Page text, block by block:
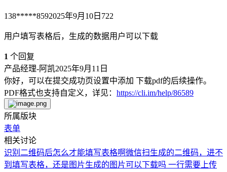
138*****8592025年9月10日 722
用户填写表格后，生成的数据用户可以下载
1 个回复
产品经理-阿凯2025年9月11日
你好，可以在提交成功页设置中添加 下载pdf的后续操作。
PDF格式也支持自定义，详见： https://cli.im/help/86589
所属版块
表单
相关讨论
识别二维码后怎么才能填写表格啊微信扫生成的二维码，进不
到填写表格，还是图片生成的图片可以下载吗 一行需要上传